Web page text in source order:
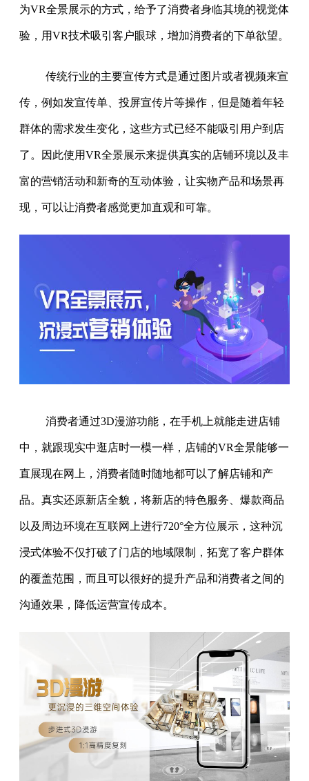
为VR全景展示的方式，给予了消费者身临其境的视觉体
验，用VR技术吸引客户眼球，增加消费者的下单欲望。
传统行业的主要宣传方式是通过图片或者视频来宣
传，例如发宣传单、投屏宣传片等操作，但是随着年轻
群体的需求发生变化，这些方式已经不能吸引用户到店
了。因此使用VR全景展示来提供真实的店铺环境以及丰
富的营销活动和新奇的互动体验，让实物产品和场景再
现，可以让消费者感觉更加直观和可靠。
消费者通过3D漫游功能，在手机上就能走进店铺
中，就跟现实中逛店时一模一样，店铺的VR全景能够一
直展现在网上，消费者随时随地都可以了解店铺和产
品。真实还原新店全貌，将新店的特色服务、爆款商品
以及周边环境在互联网上进行720°全方位展示，这种沉
浸式体验不仅打破了门店的地域限制，拓宽了客户群体
的覆盖范围，而且可以很好的提升产品和消费者之间的
沟通效果，降低运营宣传成本。